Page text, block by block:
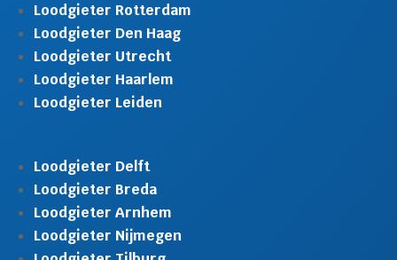
Loodgieter Rotterdam
Loodgieter Den Haag
Loodgieter Utrecht
Loodgieter Haarlem
Loodgieter Leiden
Loodgieter Delft
Loodgieter Breda
Loodgieter Arnhem
Loodgieter Nijmegen